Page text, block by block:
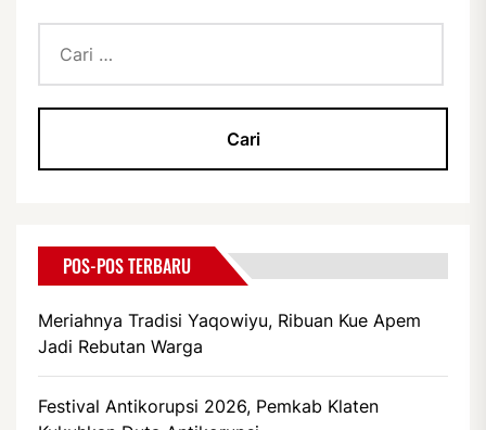
untuk:
POS-POS TERBARU
Meriahnya Tradisi Yaqowiyu, Ribuan Kue Apem
Jadi Rebutan Warga
Festival Antikorupsi 2026, Pemkab Klaten